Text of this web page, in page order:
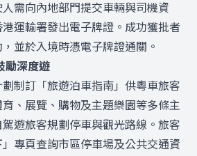
需向內地部門提交車輛與司機資
運輸署發出電子牌證。成功獲批者
並於入境時憑電子牌證通關。
勵深度遊
制訂「旅遊泊車指南」供粵車旅客
、展覽、購物及主題樂園等多條主
遊旅客規劃停車與觀光路線。旅客
專頁查詢市區停車場及公共交通資